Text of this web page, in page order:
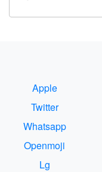
Apple
Twitter
Whatsapp
Openmoji
Lg